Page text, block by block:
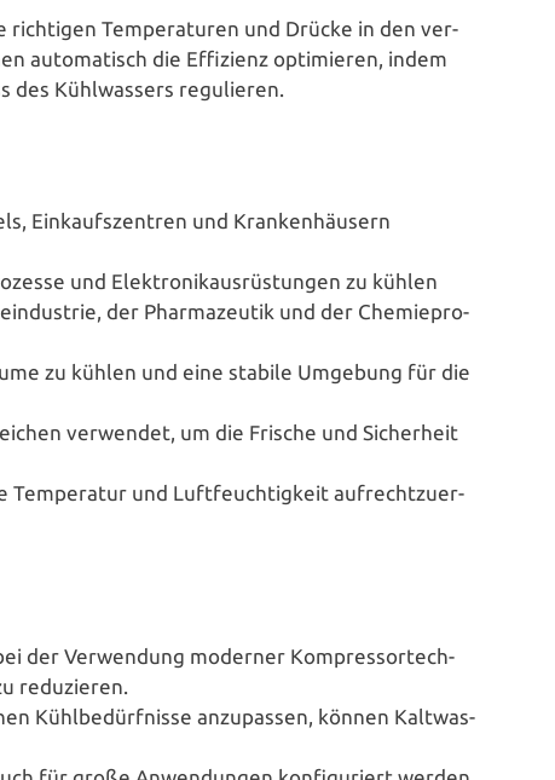
richtigen Tem­pe­ra­tu­ren und Drücke in den ver­
auto­ma­tisch die Effizienz opti­mie­ren, indem
des Kühl­was­sers regulieren.
Ein­kaufs­zen­tren und Kran­ken­häu­sern
und Elek­tro­nik­aus­rüs­tun­gen zu kühlen
der Phar­ma­zeu­tik und der Che­mie­pro­
zu kühlen und eine stabile Umgebung für die
verwendet, um die Frische und Sicher­heit
Tem­pe­ra­tur und Luft­feuch­tig­keit auf­recht­zu­er­
der Ver­wen­dung moderner Kom­pres­sor­tech­
reduzieren.
Kühl­be­dürf­nis­se anzu­pas­sen, können Kalt­was­